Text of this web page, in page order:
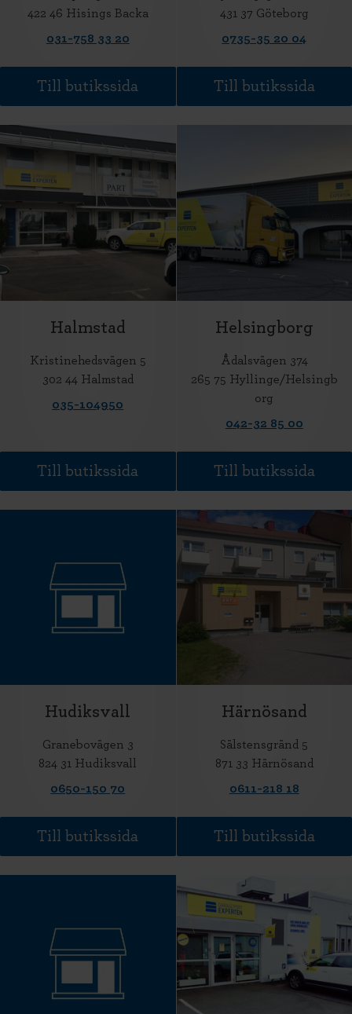
422 46 Hisings Backa
031-758 33 20
Till butikssida
431 37 Göteborg
0735-35 20 04
Till butikssida
Halmstad
Kristinehedsvägen 5
302 44 Halmstad
035-104950
Till butikssida
Helsingborg
Ådalsvägen 374
265 75 Hyllinge/Helsingb
org
042-32 85 00
Till butikssida
Hudiksvall
Granebovägen 3
824 31 Hudiksvall
0650-150 70
Till butikssida
Härnösand
Sälstensgränd 5
871 33 Härnösand
0611-218 18
Till butikssida